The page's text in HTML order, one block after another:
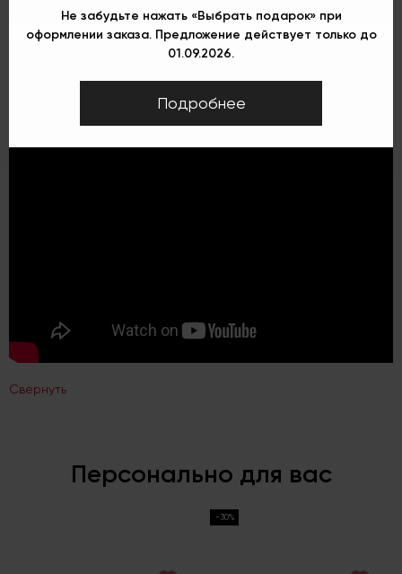
Свернуть
Персонально для вас
-30%
Не забудьте нажать «Выбрать подарок» при
оформлении заказа. Предложение действует только до
01.09.2026.
Подробнее